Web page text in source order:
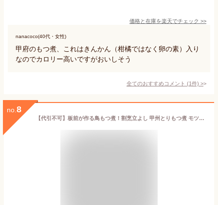
価格と在庫を楽天でチェック >>
nanacoco(40代・女性)
甲府のもつ煮、これはきんかん（柑橘ではなく卵の素）入り
なのでカロリー高いですがおいしそう
全てのおすすめコメント (1件) >
no. 8
【代引不可】板前が作る鳥もつ煮！割烹立よし 甲州とりもつ煮 モツ煮 ホルモン おつまみ 酒の肴 B級グルメ お取り寄せグルメ ご当地グルメ お土産 珍味 お買い物マラソン 買い回り 1000円 1000円ポッキリ